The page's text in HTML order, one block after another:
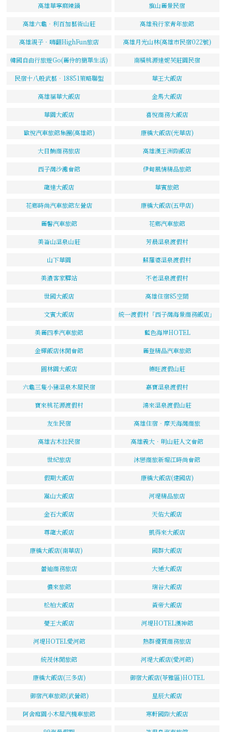
高雄華寧麻辣鍋 旗山麗景民宿
高雄六龜．利百加藝術山莊 高雄飛行家青年旅館
高雄親子．嗨翻HighFun旅店 高雄月光山林(高雄市民宿022號)
韓國自由行旅遊Go(麗伶的簡單生活) 南橫桃源達妮芙莊園民宿
民宿十八般武藝‧18851策略聯盟 華王大飯店
高雄福華大飯店 金馬大飯店
華園大飯店 喜悅商務大飯店
歐悅汽車旅館集團(高雄館) 康橋大飯店(光華店)
大目鮪商務旅店 高雄漢王洲際飯店
西子灣沙灘會館 伊甸風情精品旅館
龍達大飯店 華賓旅館
花鄉時尚汽車旅館左營店 康橋大飯店(五甲店)
麗馨汽車旅館 花鄉汽車旅館
美崙山溫泉山莊 芳晨溫泉渡假村
山下華園 蘇羅婆溫泉渡假村
美濃客家驛站 不老溫泉渡假村
世國大飯店 高雄住宿85空間
文賓大飯店 統一渡假村「西子灣海景商務飯店」
美麗四季汽車旅館 藍色海岸HOTEL
金輝飯店休閒會館 麗登精品汽車旅館
圓林園大飯店 德旺渡假山莊
六龜三隻小豬溫泉木屋民宿 嘉寶溫泉渡假村
寶來桃花源渡假村 鴻來溫泉渡假山莊
友生民宿 高雄住宿‧摩天海灣商旅
高雄古木拉民宿 高雄義大．明山莊人文會館
世紀旅店 沐戀商旅新堀江時尚會館
假期大飯店 康橋大飯店(建國店)
嵩山大飯店 河堤精品旅店
金石大飯店 天佑大飯店
尊龍大飯店 凱得來大飯店
康橋大飯店(南華店) 國群大飯店
蕾迪商務旅店 大通大飯店
儂來旅館 瑞谷大飯店
松柏大飯店 黃帝大飯店
薆王大飯店 河堤HOTEL漢神館
河堤HOTEL愛河館 熱群優質商務旅店
統茂休閒旅館 河堤大飯店(愛河館)
康橋大飯店(三多店) 御宿大飯店(苓雅區)HOTEL
御宿汽車旅館(武營館) 星辰大飯店
阿舍庭園小木屋汽機車旅館 寒軒國際大飯店